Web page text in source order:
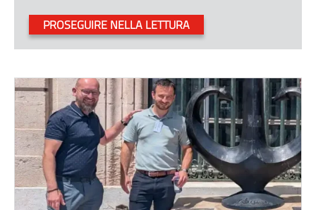
PROSEGUIRE NELLA LETTURA